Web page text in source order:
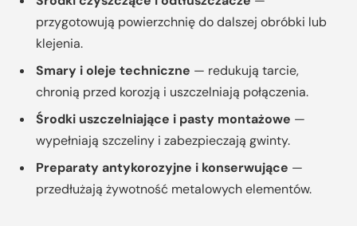
przygotowują powierzchnię do dalszej obróbki lub
klejenia.
Smary i oleje techniczne — redukują tarcie,
chronią przed korozją i uszczelniają połączenia.
Środki uszczelniające i pasty montażowe —
wypełniają szczeliny i zabezpieczają gwinty.
Preparaty antykorozyjne i konserwujące —
przedłużają żywotność metalowych elementów.